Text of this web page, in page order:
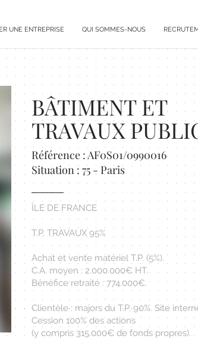
UNE ENTREPRISE QUI SOMMES-NOUS
BÂTIMENT ET
TRAVAUX
Référence : AF0S01/0990016
Situation : 75 - Paris
ÎLE DE FRANCE
T.P. TRAVAUX 95%
Achat et vente matériel T.P. (5%).
C.A. moyen : 2.000.000€ HT.
Bénéfice retraité : 774.000€.
Clientèle : majors du T.P. 90%. Site
Cession 100% des actions
(y compris 315.000€ de fonds propres).